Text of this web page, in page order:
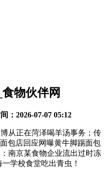
物伙伴网
： 2026-07-07 05:12
正在菏泽喝羊汤事务；传
包店回应网曝黄牛脚踢面包
南京某食物企业流出过时冻
学校食堂吃出青虫！